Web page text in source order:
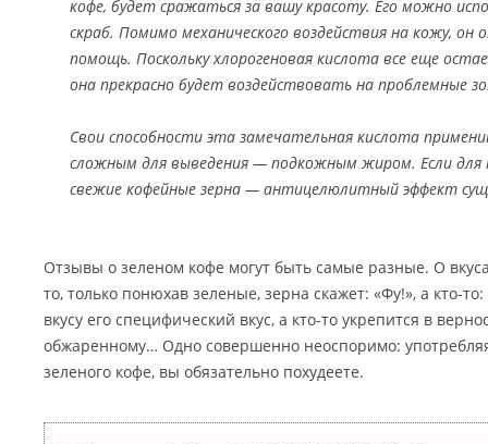
кофе, будет сражаться за вашу красоту. Его можно
скраб. Помимо механического воздействия на кожу, он
помощь. Поскольку хлорогеновая кислота все еще
она прекрасно будет воздействовать на проблемные
Свои способности эта замечательная кислота
сложным для выведения — подкожным жиром. Если для
свежие кофейные зерна — антицелюлитный эффект
Отзывы о зеленом кофе могут быть самые разные. О
то, только понюхав зеленые, зерна скажет: «Фу!», а кто-
вкусу его специфический вкус, а кто-то укрепится в
обжаренному… Одно совершенно неоспоримо:
зеленого кофе, вы обязательно похудеете.